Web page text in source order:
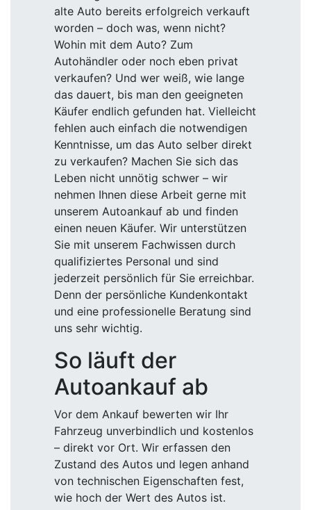
alte Auto bereits erfolgreich verkauft
worden – doch was, wenn nicht?
Wohin mit dem Auto? Zum
Autohändler oder noch eben privat
verkaufen? Und wer weiß, wie lange
das dauert, bis man den geeigneten
Käufer endlich gefunden hat. Vielleicht
fehlen auch einfach die notwendigen
Kenntnisse, um das Auto selber direkt
zu verkaufen? Machen Sie sich das
Leben nicht unnötig schwer – wir
nehmen Ihnen diese Arbeit gerne mit
unserem Autoankauf ab und finden
einen neuen Käufer. Wir unterstützen
Sie mit unserem Fachwissen durch
qualifiziertes Personal und sind
jederzeit persönlich für Sie erreichbar.
Denn der persönliche Kundenkontakt
und eine professionelle Beratung sind
uns sehr wichtig.
So läuft der
Autoankauf ab
Vor dem Ankauf bewerten wir Ihr
Fahrzeug unverbindlich und kostenlos
– direkt vor Ort. Wir erfassen den
Zustand des Autos und legen anhand
von technischen Eigenschaften fest,
wie hoch der Wert des Autos ist.